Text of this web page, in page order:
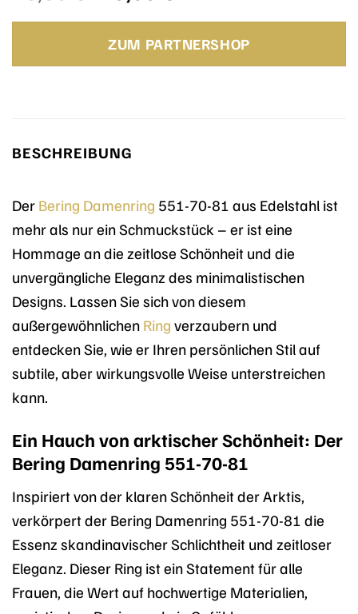
Preis
war:
20,00 €
ist:
20,00 €.
ZUM PARTNERSHOP
BESCHREIBUNG
Der Bering Damenring 551-70-81 aus Edelstahl ist
mehr als nur ein Schmuckstück – er ist eine
Hommage an die zeitlose Schönheit und die
unvergängliche Eleganz des minimalistischen
Designs. Lassen Sie sich von diesem
außergewöhnlichen Ring verzaubern und
entdecken Sie, wie er Ihren persönlichen Stil auf
subtile, aber wirkungsvolle Weise unterstreichen
kann.
Ein Hauch von arktischer Schönheit: Der
Bering Damenring 551-70-81
Inspiriert von der klaren Schönheit der Arktis,
verkörpert der Bering Damenring 551-70-81 die
Essenz skandinavischer Schlichtheit und zeitloser
Eleganz. Dieser Ring ist ein Statement für alle
Frauen, die Wert auf hochwertige Materialien,